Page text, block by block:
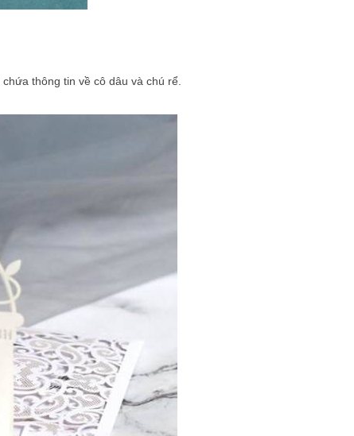
thông tin về cô dâu và chú rể.